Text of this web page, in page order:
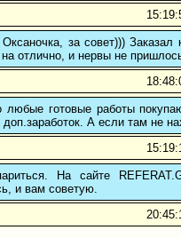
за совет)))
отлично, и нервы не
любые готовые работы
доп.заработок. А если там не
На сайте
и вам советую.